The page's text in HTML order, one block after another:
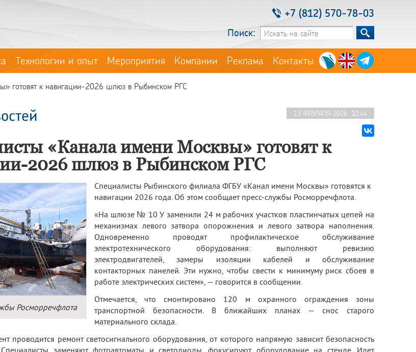
+7 (812) 570-78-03
Поиск:
Технологии и опыт Мероприятия Компании Реклама Контакты
готовят к навигации-2026 шлюз в Рыбинском РГС
13 ФЕВРАЛЯ 2026 10:44
«Канала имени Москвы» готовят к
2026 шлюз в Рыбинском РГС
Росморречфлота
Специалисты Рыбинского филиала ФГБУ «Канал имени Москвы» готовятся к
навигации 2026 года. Об этом сообщает пресс-службы Росморречфлота.
«На шлюзе № 10 У заменили 24 м рабочих участков пластинчатых цепей на
механизмах левого затвора опорожнения и левого затвора наполнения.
Одновременно проводят профилактическое обслуживание
электротехнического оборудования: выполняют ревизию
электродвигателей, замеры изоляции кабелей и обслуживание
контакторных панелей. Эти нужно, чтобы свести к минимуму риск сбоев в
работе электрических систем», — говорится в сообщении.
Отмечается, что смонтировано 120 м охранного ограждения зоны
транспортной безопасности. В ближайших планах — снос старого
материального склада.
проводится ремонт светосигнального оборудования, от которого напрямую зависит безопасность
заменяют фотоавтоматы и светодиоды, фокусируют оборудование на стенде. Идет